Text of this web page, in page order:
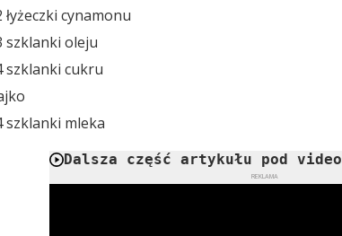
łyżeczki cynamonu
szklanki oleju
szklanki cukru
szklanki mleka
Dalsza część artykułu pod video
REKLAMA